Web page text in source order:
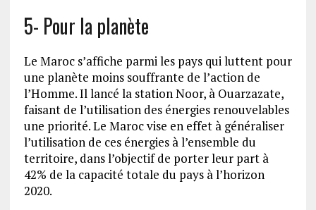
5- Pour la planète
Le Maroc s’affiche parmi les pays qui luttent pour
une planète moins souffrante de l’action de
l’Homme. Il lancé la station Noor, à Ouarzazate,
faisant de l’utilisation des énergies renouvelables
une priorité. Le Maroc vise en effet à généraliser
l’utilisation de ces énergies à l’ensemble du
territoire, dans l’objectif de porter leur part à
42% de la capacité totale du pays à l’horizon
2020.